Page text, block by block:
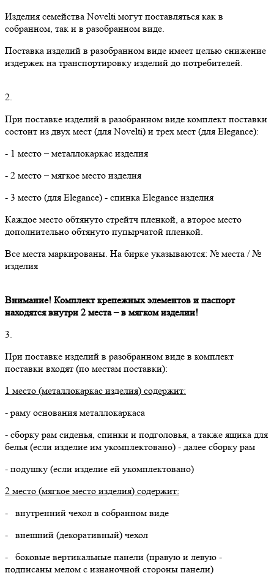
Изделия семейства Novelti могут поставляться как в
собранном, так и в разобранном виде.
Поставка изделий в разобранном виде имеет целью снижение
издержек на транспортировку изделий до потребителей.
2.
При поставке изделий в разобранном виде комплект поставки
состоит из двух мест (для Novelti) и трех мест (для Elegance):
- 1 место – металлокаркас изделия
- 2 место – мягкое место изделия
- 3 место (для Elegance) - спинка Elegance изделия
Каждое место обтянуто стрейтч пленкой, а второе место
дополнительно обтянуто пупырчатой пленкой.
Все места маркированы. На бирке указываются: № места / №
изделия
Внимание! Комплект крепежных элементов и паспорт
находятся внутри 2 места – в мягком изделии!
3.
При поставке изделий в разобранном виде в комплект
поставки входят (по местам поставки):
1 место (металлокаркас изделия) содержит:
- раму основания металлокаркаса
- сборку рам сиденья, спинки и подголовья, а также ящика для
белья (если изделие им укомплектовано) - далее сборку рам
- подушку (если изделие ей укомплектовано)
2 место (мягкое место изделия) содержит:
- внутренний чехол в собранном виде
- внешний (декоративный) чехол
- боковые вертикальные панели (правую и левую -
подписаны мелом с изнаночной стороны панели)